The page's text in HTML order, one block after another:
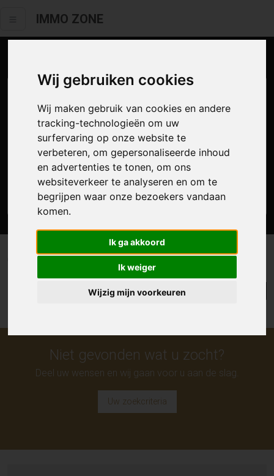
Wij gebruiken cookies
Wij maken gebruik van cookies en andere
tracking-technologieën om uw
surfervaring op onze website te
verbeteren, om gepersonaliseerde inhoud
en advertenties te tonen, om ons
websiteverkeer te analyseren en om te
begrijpen waar onze bezoekers vandaan
komen.
Ik ga akkoord
Ik weiger
Wijzig mijn voorkeuren
IMMO ZONE
Zoek
0 resultaten waarvan 0 in Meerbeke
Lijst
Niet gevonden wat u zocht?
Deel uw wensen en wij gaan voor u aan de slag.
Uw zoekcriteria